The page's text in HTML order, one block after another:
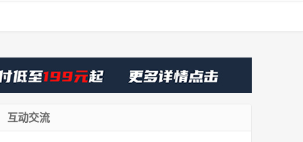
互动交流